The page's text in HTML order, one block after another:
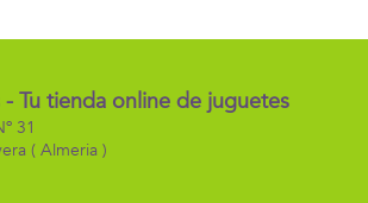
Tu tienda online de juguetes
31
( Almeria )